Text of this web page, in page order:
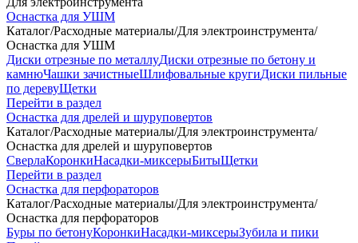
Оснастка для УШМ
Каталог/Расходные материалы/Для электроинструмента/
Оснастка для УШМ
Диски отрезные по металлуДиски отрезные по бетону и
камнюЧашки зачистныеШлифовальные кругиДиски пильные
по деревуЩетки
Перейти в раздел
Оснастка для дрелей и шуруповертов
Каталог/Расходные материалы/Для электроинструмента/
Оснастка для дрелей и шуруповертов
СверлаКоронкиНасадки-миксерыБитыЩетки
Перейти в раздел
Оснастка для перфораторов
Каталог/Расходные материалы/Для электроинструмента/
Оснастка для перфораторов
Буры по бетонуКоронкиНасадки-миксерыЗубила и пики